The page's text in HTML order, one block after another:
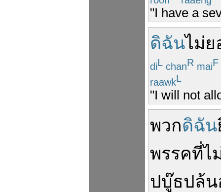
"I have a
ดิฉันไม่ย
diL chanR maiF
raawkL
"I will not
พวกดิฉัน
พรรคที่ไ
ปบู๊ธปล้น